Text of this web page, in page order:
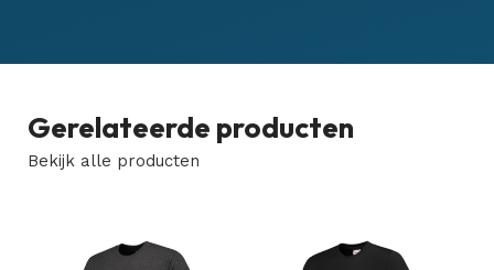
Gerelateerde producten
Bekijk alle producten